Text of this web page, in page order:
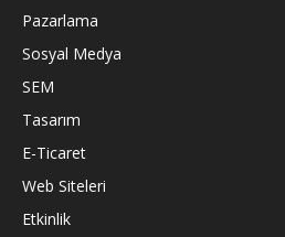
Pazarlama
Sosyal Medya
SEM
Tasarım
E-Ticaret
Web Siteleri
Etkinlik